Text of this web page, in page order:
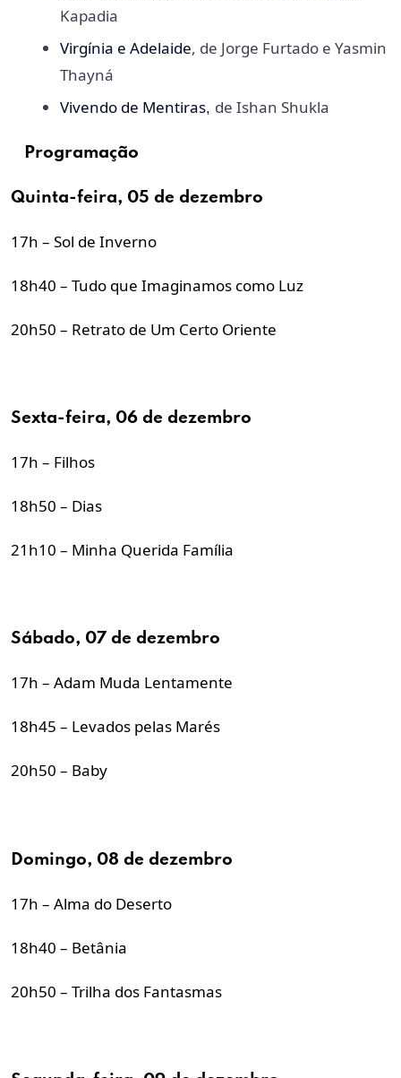
Kapadia
Virgínia e Adelaide, de Jorge Furtado e Yasmin
Thayná
Vivendo de Mentiras, de Ishan Shukla
Programação
Quinta-feira, 05 de dezembro
17h – Sol de Inverno
18h40 – Tudo que Imaginamos como Luz
20h50 – Retrato de Um Certo Oriente
Sexta-feira, 06 de dezembro
17h – Filhos
18h50 – Dias
21h10 – Minha Querida Família
Sábado, 07 de dezembro
17h – Adam Muda Lentamente
18h45 – Levados pelas Marés
20h50 – Baby
Domingo, 08 de dezembro
17h – Alma do Deserto
18h40 – Betânia
20h50 – Trilha dos Fantasmas